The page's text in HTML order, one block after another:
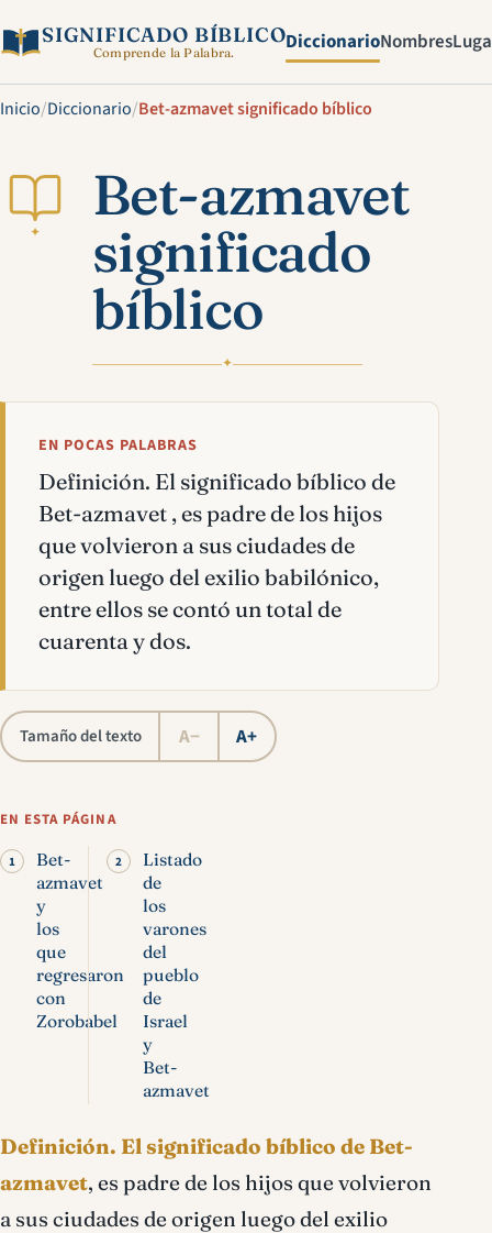
SIGNIFICADO BÍBLICO
Comprende la Palabra. DiccionarioNombres
Inicio/Diccionario/Bet-azmavet significado bíblico
✦
Bet-azmavet
significado
bíblico
✦
EN POCAS PALABRAS
Definición. El significado bíblico de
Bet-azmavet , es padre de los hijos
que volvieron a sus ciudades de
origen luego del exilio babilónico,
entre ellos se contó un total de
cuarenta y dos.
Tamaño del texto A− A+
EN ESTA PÁGINA
Bet-
azmavet
y
los
que
regresaron
con
Zorobabel
Listado
de
los
varones
del
pueblo
de
Israel
y
Bet-
azmavet
Definición. El significado bíblico de Bet-
azmavet, es padre de los hijos que volvieron
a sus ciudades de origen luego del exilio